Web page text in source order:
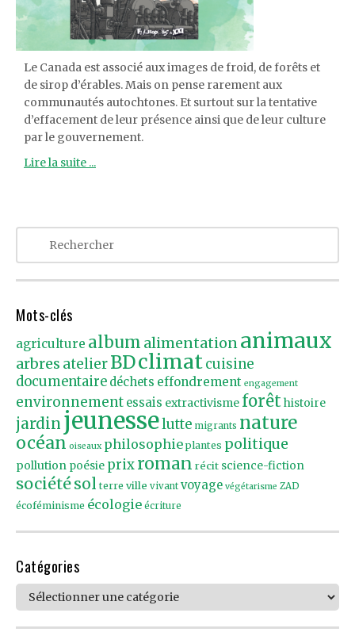
Le Canada est associé aux images de froid, de forêts et
de sirop d’érables. Mais on pense rarement aux
communautés autochtones. Et surtout sur la tentative
d’effacement de leur présence ainsi que de leur culture
par le gouvernement.
Lire la suite ...
Mots-clés
agriculture album alimentationanimaux
arbres atelierBDclimatcuisine
documentaire déchets effondrement engagement
environnement essais extractivisme forêthistoire
jardin jeunesselutte migrants nature
océan oiseaux philosophie plantes politique
pollution poésie prixroman récit science-fiction
sociétésol terre ville vivant voyage végétarisme ZAD
écoféminisme écologie écriture
Catégories
Catégories